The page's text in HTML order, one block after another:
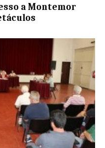
a Montemor